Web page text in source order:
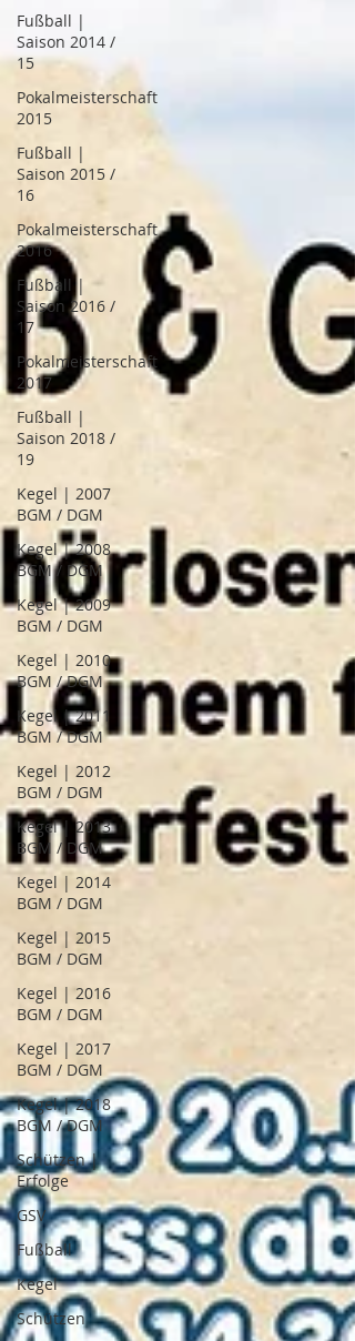
Fußball |
Saison 2014 /
15
Pokalmeisterschaft
2015
Fußball |
Saison 2015 /
16
Pokalmeisterschaft
2016
Fußball |
Saison 2016 /
17
Pokalmeisterschaft
2017
Fußball |
Saison 2018 /
19
Kegel | 2007
BGM / DGM
Kegel | 2008
BGM / DGM
Kegel | 2009
BGM / DGM
Kegel | 2010
BGM / DGM
Kegel | 2011
BGM / DGM
Kegel | 2012
BGM / DGM
Kegel | 2013
BGM / DGM
Kegel | 2014
BGM / DGM
Kegel | 2015
BGM / DGM
Kegel | 2016
BGM / DGM
Kegel | 2017
BGM / DGM
Kegel | 2018
BGM / DGM
Schützen |
Erfolge
GSV
Fußball
Kegel
Schützen